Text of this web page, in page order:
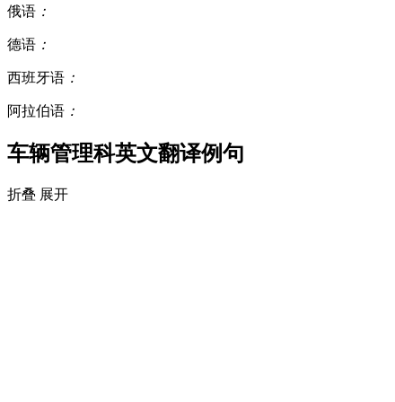
俄语 ：
德语 ：
西班牙语 ：
阿拉伯语 ：
车辆管理科英文翻译例句
折叠 展开